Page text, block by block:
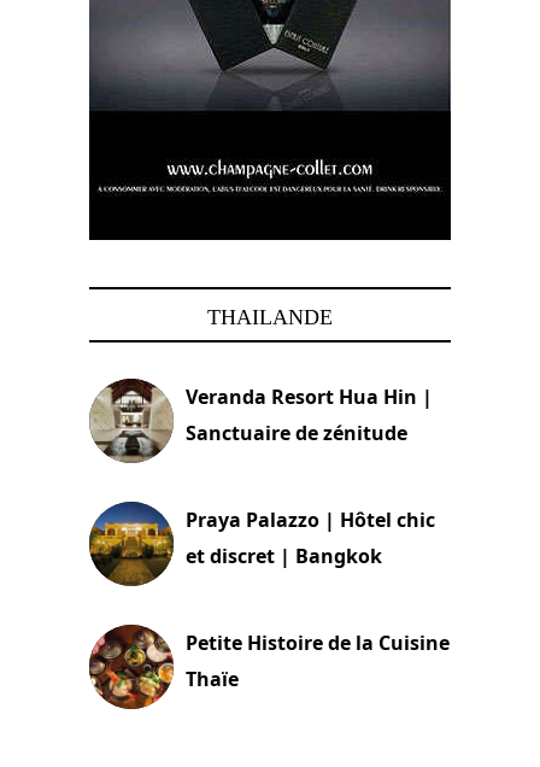
THAILANDE
Veranda Resort Hua Hin |
Sanctuaire de zénitude
Praya Palazzo | Hôtel chic
et discret | Bangkok
Petite Histoire de la Cuisine
Thaïe